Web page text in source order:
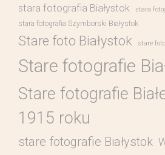
stara fotografia Białystok stara
stara fotografia Szymborski Białystok
Stare foto Białystok stare
Stare fotografie
Stare fotografie
1915 roku
stare fotografie Białystok